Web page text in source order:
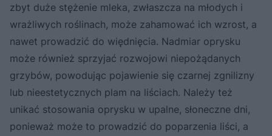
zbyt duże stężenie mleka, zwłaszcza na młodych i
wrażliwych roślinach, może zahamować ich wzrost, a
nawet prowadzić do więdnięcia. Nadmiar oprysku
może również sprzyjać rozwojowi niepożądanych
grzybów, powodując pojawienie się czarnej zgnilizny
lub nieestetycznych plam na liściach. Należy też
unikać stosowania oprysku w upalne, słoneczne dni,
ponieważ może to prowadzić do poparzenia liści, a